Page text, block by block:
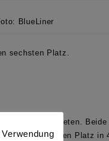
BlueLiner
sechsten Platz.
BlueLiner vertreten.
den dritten Platz in